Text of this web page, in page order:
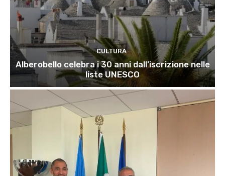
CULTURA
Alberobello celebra i 30 anni dall’iscrizione nelle
liste UNESCO